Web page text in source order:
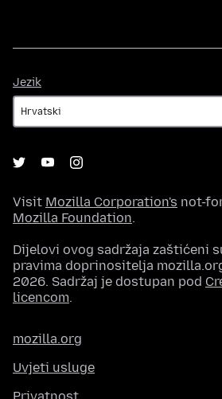
Jezik
Visit Mozilla Corporation's not-
Mozilla Foundation.
Dijelovi ovog sadržaja zaštićeni
pravima doprinositelja
2026. Sadržaj je dostupan pod
licencom.
mozilla.org
Uvjeti usluge